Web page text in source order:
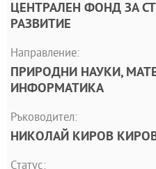
ЦЕНТРАЛЕН ФОНД ЗА
РАЗВИТИЕ
Направление:
ПРИРОДНИ НАУКИ,
ИНФОРМАТИКА
Ръководител:
НИКОЛАЙ КИРОВ